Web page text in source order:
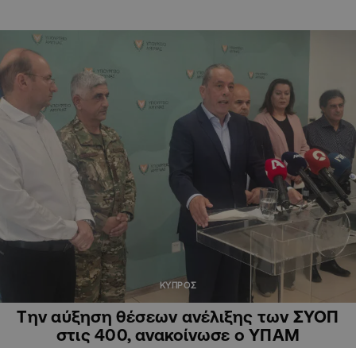
ΚΥΠΡΟΣ
Την αύξηση θέσεων ανέλιξης των ΣΥΟΠ
στις 400, ανακοίνωσε ο ΥΠΑΜ